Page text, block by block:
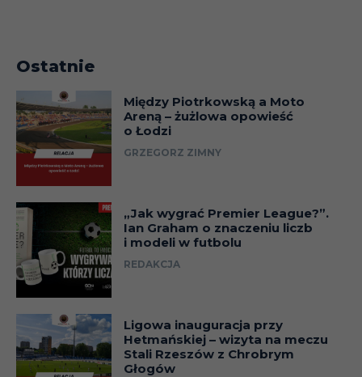
Ostatnie
Między Piotrkowską a Moto
Areną – żużlowa opowieść
o Łodzi
GRZEGORZ ZIMNY
„Jak wygrać Premier League?”.
Ian Graham o znaczeniu liczb
i modeli w futbolu
REDAKCJA
Ligowa inauguracja przy
Hetmańskiej – wizyta na meczu
Stali Rzeszów z Chrobrym
Głogów